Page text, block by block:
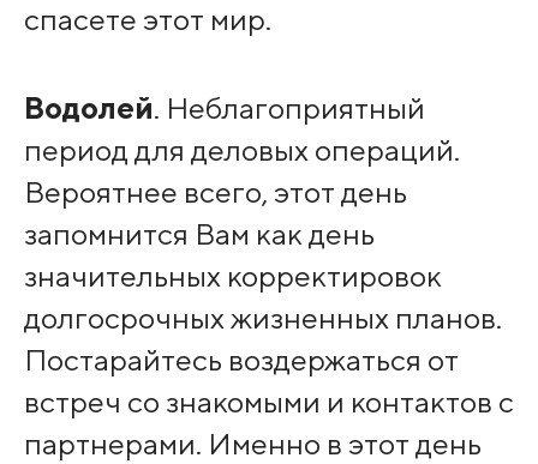
спасете этот мир.
Водолей. Неблагоприятный
период для деловых операций.
Вероятнее всего, этот день
запомнится Вам как день
значительных корректировок
долгосрочных жизненных планов.
Постарайтесь воздержаться от
встреч со знакомыми и контактов с
партнерами. Именно в этот день